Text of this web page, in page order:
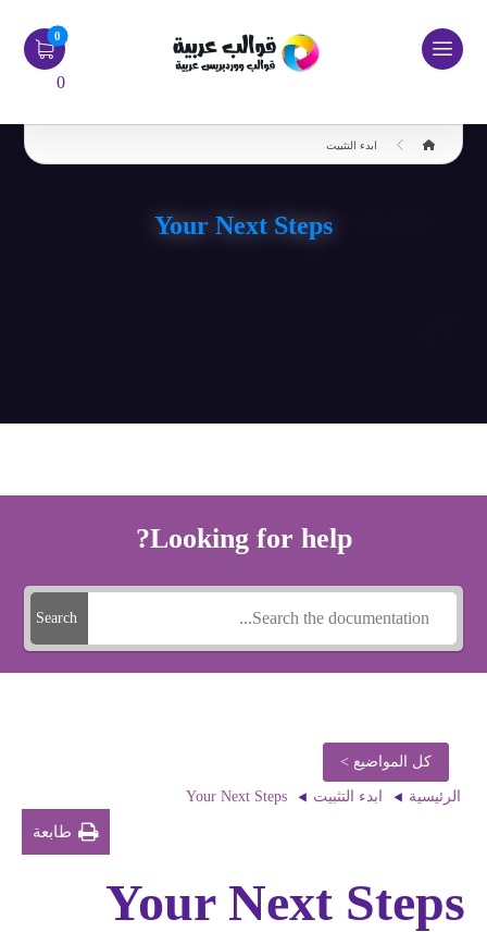
0
ابدء التثبيت
Your Next Steps
Looking for help?
Search
كل المواضيع >
الرئيسية ابدء التثبيت Your Next Steps
طابعة
Your Next Steps